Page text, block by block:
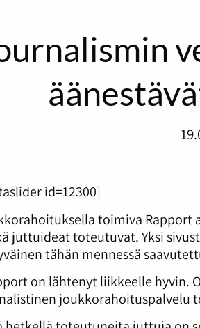
id=12300]
toimiva Rapport
juttuideat toteutuvat. Yksi
tähän mennessä
on lähtenyt liikkeelle hyvin.
joukkorahoituspalvelu